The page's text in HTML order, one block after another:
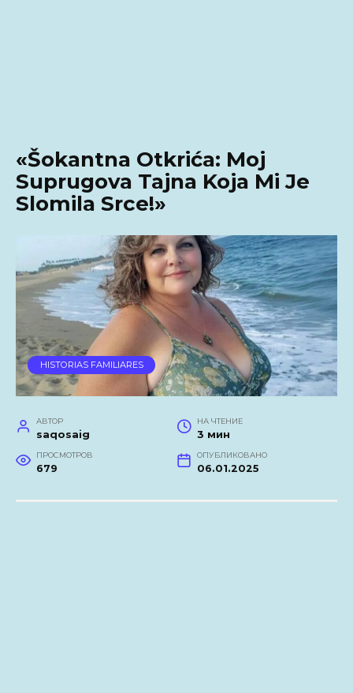
«Šokantna Otkrića: Moj
Suprugova Tajna Koja Mi Je
Slomila Srce!»
HISTORIAS FAMILIARES
АВТОР
saqosaig
НА ЧТЕНИЕ
3 мин
ПРОСМОТРОВ
679
ОПУБЛИКОВАНО
06.01.2025